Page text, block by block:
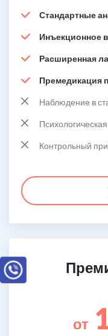
Стандартные
Инъекционное
Расширенная
Премедикация
Наблюдение в
Контрольный
от